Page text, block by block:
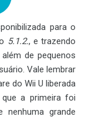
para o
5.1.2., e trazendo
de pequenos
Vale lembrar
do Wii U liberada
a primeira foi
grande